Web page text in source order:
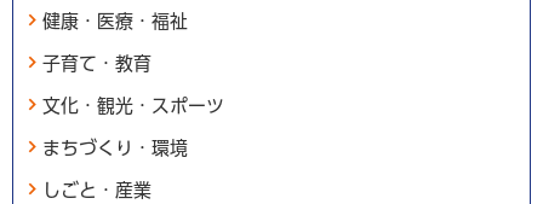
健康・医療・福祉
子育て・教育
文化・観光・スポーツ
まちづくり・環境
しごと・産業